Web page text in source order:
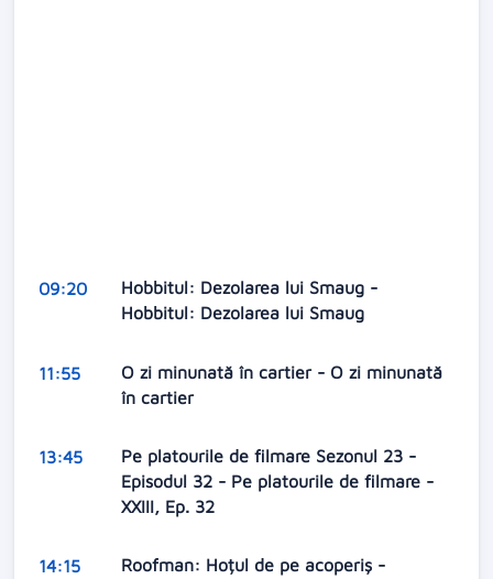
09:20
Hobbitul: Dezolarea lui Smaug -
Hobbitul: Dezolarea lui Smaug
11:55
O zi minunată în cartier - O zi minunată
în cartier
13:45
Pe platourile de filmare Sezonul 23 -
Episodul 32 - Pe platourile de filmare -
XXIII, Ep. 32
14:15
Roofman: Hoțul de pe acoperiș -